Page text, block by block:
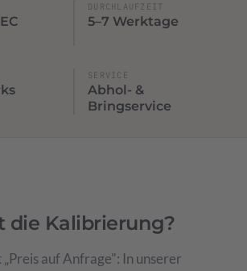
DURCHLAUFZEIT
5–7 Werktage
SERVICE
Abhol- &
Bringservice
die Kalibrierung?
auf Anfrage": In unserer